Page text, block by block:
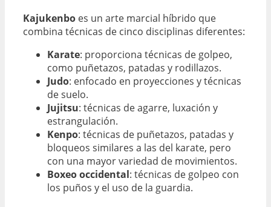
Kajukenbo es un arte marcial híbrido que
combina técnicas de cinco disciplinas diferentes:
Karate: proporciona técnicas de golpeo,
como puñetazos, patadas y rodillazos.
Judo: enfocado en proyecciones y técnicas
de suelo.
Jujitsu: técnicas de agarre, luxación y
estrangulación.
Kenpo: técnicas de puñetazos, patadas y
bloqueos similares a las del karate, pero
con una mayor variedad de movimientos.
Boxeo occidental: técnicas de golpeo con
los puños y el uso de la guardia.